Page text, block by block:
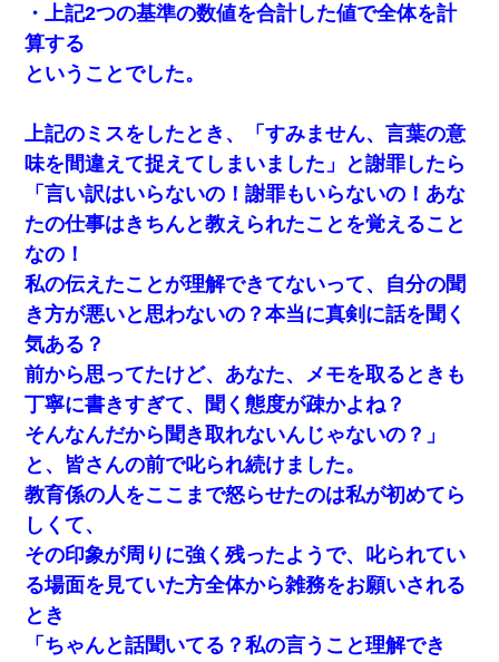
３２歳俺「ずっと好きでした！！付き合って下さい！」
２５歳彼女「うん！！絶対幸せになろうね！！！！」
→ ７年後ｗｗｗｗｗ
「やっぱりウワキしてたんだな…」長男「俺は誰の子供な
の？」長女・次男「ウワキ女！」
今日夫の実家に泊ったんだけど、朝起きたら股間がなんか
モッコリしてた
【GJ!】会社から帰宅中、広い駐車場にエンジンかけっ放し
の車を発見。しかも「ヒィ～」みたいな声も聞こえてきた
ので気になって近寄ったら女の子がおっさんの下敷きにな
ってた
【戦争】不妊の俺嫁に弟嫁が2日間4歳児を託児 俺嫁はそこ
まで気にしてなかったが、あまりにも子供が俺嫁に懐くの
で最後らへん顔引きつってた → そして弟嫁が迎えに来た翌
日…
とっさに女児を捕まえたら変質者扱いされた。母親「あっ
ち行ってよ！気持ち悪い！（ｼｯｼｯ」→ 後日、俺を見つけた
母親がすっ飛んできて・・・
ナンパにほいほい付いていった私、地獄に落ちる
【衝撃】ヤンキー女に「サせて」って言った結果
・上記2つの基準の数値を合計した値で全体を計
算する
ということでした。
上記のミスをしたとき、「すみません、言葉の意
味を間違えて捉えてしまいました」と謝罪したら
「言い訳はいらないの！謝罪もいらないの！あな
たの仕事はきちんと教えられたことを覚えること
なの！
私の伝えたことが理解できてないって、自分の聞
き方が悪いと思わないの？本当に真剣に話を聞く
気ある？
前から思ってたけど、あなた、メモを取るときも
丁寧に書きすぎて、聞く態度が疎かよね？
そんなんだから聞き取れないんじゃないの？」
と、皆さんの前で叱られ続けました。
教育係の人をここまで怒らせたのは私が初めてら
しくて、
その印象が周りに強く残ったようで、叱られてい
る場面を見ていた方全体から雑務をお願いされる
とき
「ちゃんと話聞いてる？私の言うこと理解でき